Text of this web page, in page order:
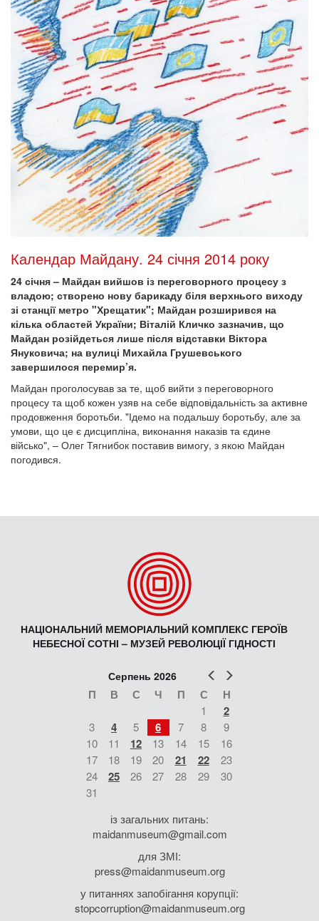
Календар Майдану. 24 січня 2014 року
24 січня – Майдан вийшов із переговорного процесу з
владою; створено нову барикаду біля верхнього виходу
зі станції метро "Хрещатик"; Майдан розширився на
кілька областей України; Віталій Кличко зазначив, що
Майдан розійдеться лише після відставки Віктора
Януковича; на вулиці Михайла Грушевського
завершилося перемир’я.
Майдан проголосував за те, щоб вийти з переговорного
процесу та щоб кожен узяв на себе відповідальність за активне
продовження боротьби. "Ідемо на подальшу боротьбу, але за
умови, що це є дисципліна, виконання наказів та єдине
військо", – Олег Тягнибок поставив вимогу, з якою Майдан
погодився.
НАЦІОНАЛЬНИЙ МЕМОРІАЛЬНИЙ КОМПЛЕКС ГЕРОЇВ
НЕБЕСНОЇ СОТНІ – МУЗЕЙ РЕВОЛЮЦІЇ ГІДНОСТІ
Попер
Серпень 2026
П В С Ч П С Н
1 2
3 4 5 6 7 8
9
10
11 12 13 14 15
16
17
18 19 20 21 22
23
24
25 26 27 28 29
30
31
із загальних питань:
maidanmuseum@gmail.com
для ЗМІ:
press@maidanmuseum.org
у питаннях запобігання корупції:
stopcorruption@maidanmuseum.org